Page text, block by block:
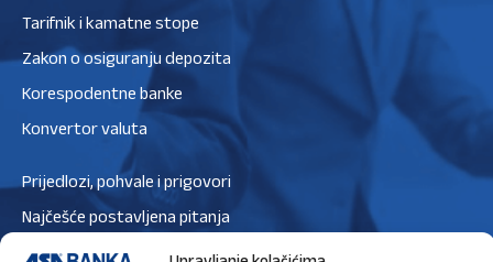
Tarifnik i kamatne stope
Zakon o osiguranju depozita
Korespodentne banke
Konvertor valuta
Prijedlozi, pohvale i prigovori
Najčešće postavljena pitanja
Zaštita podataka